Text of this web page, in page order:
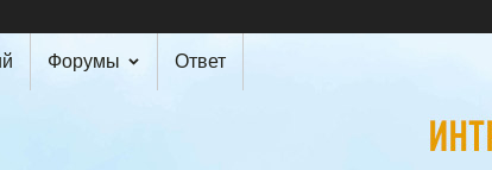
Форумы Ответ